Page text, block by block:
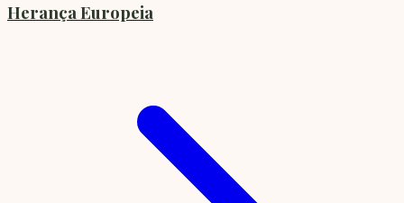
Herança Europeia